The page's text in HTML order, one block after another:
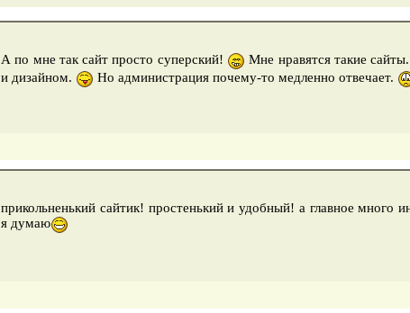
А по мне так сайт просто суперский!
Мне нравятся такие
и дизайном.
Но администрация почему-то медленно отвечает.
прикольненький сайтик! простенький и удобный! а главное много
я думаю